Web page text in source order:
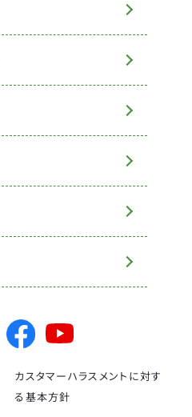
カスタマーハラスメントに対す
る基本方針